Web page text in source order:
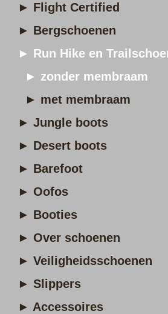
► Flight Certified
► Bergschoenen
► Run Hike en
► zonder membraam
► met membraam
► Jungle boots
► Desert boots
► Barefoot
► Oofos
► Booties
► Over schoenen
► Veiligheidsschoenen
► Slippers
► Accessoires